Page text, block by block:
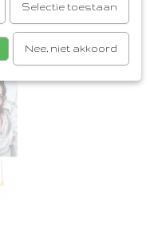
Selectie toestaan
Nee, niet akkoord